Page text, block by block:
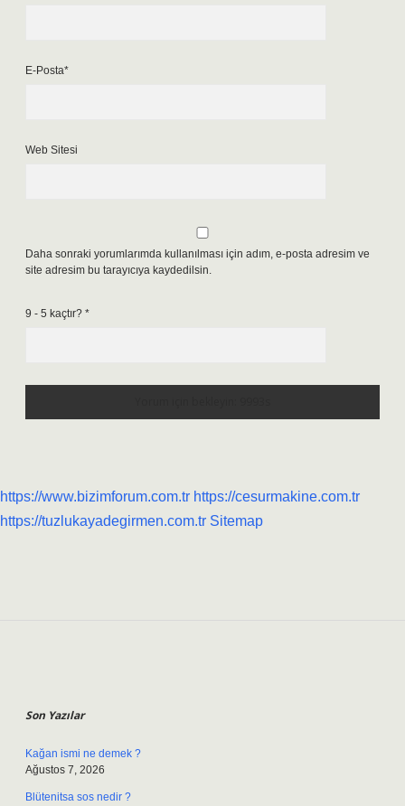
E-Posta*
Web Sitesi
Daha sonraki yorumlarımda kullanılması için adım, e-posta adresim ve
site adresim bu tarayıcıya kaydedilsin.
9 - 5 kaçtır? *
https://www.bizimforum.com.tr https://cesurmakine.com.tr
https://tuzlukayadegirmen.com.tr Sitemap
Son Yazılar
Kağan ismi ne demek ?
Ağustos 7, 2026
Blütenitsa sos nedir ?